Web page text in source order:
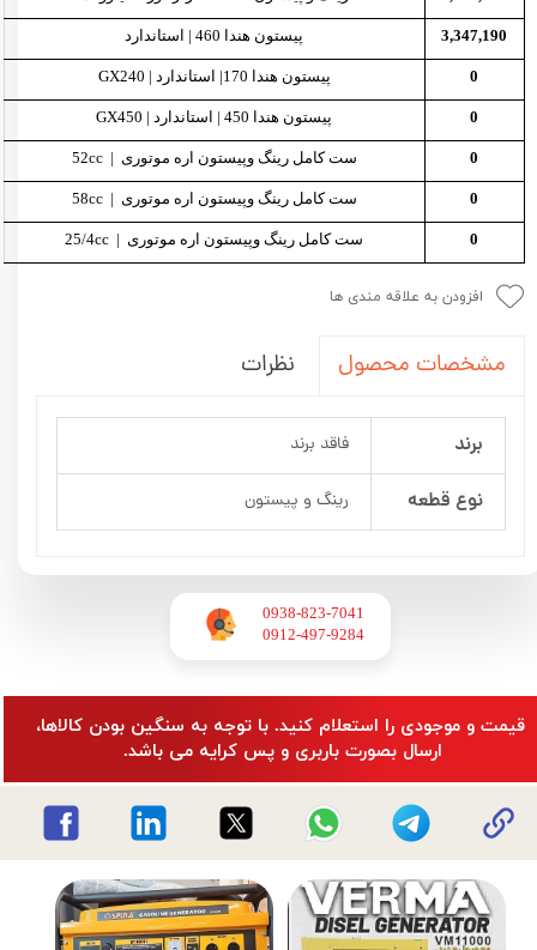
3,347,190 پیستون هندا 460 | استاندارد
0 پیستون هندا 170| استاندارد | GX240
0 پیستون هندا 450 | استاندارد | GX450
0 ست کامل رینگ وپیستون اره موتوری | 52cc
0 ست کامل رینگ وپیستون اره موتوری | 58cc
0 ست کامل رینگ وپیستون اره موتوری | 25/4cc
افزودن به علاقه مندی ها
مشخصات محصول نظرات
برند فاقد برند
نوع قطعه رینگ و پیستون
0938-823-7041
​​​​​​​0912-497-9284
​قیمت و موجودی را استعلام کنید. با توجه به سنگین بودن کالاها،
ارسال بصورت باربری و پس کرایه می باشد.